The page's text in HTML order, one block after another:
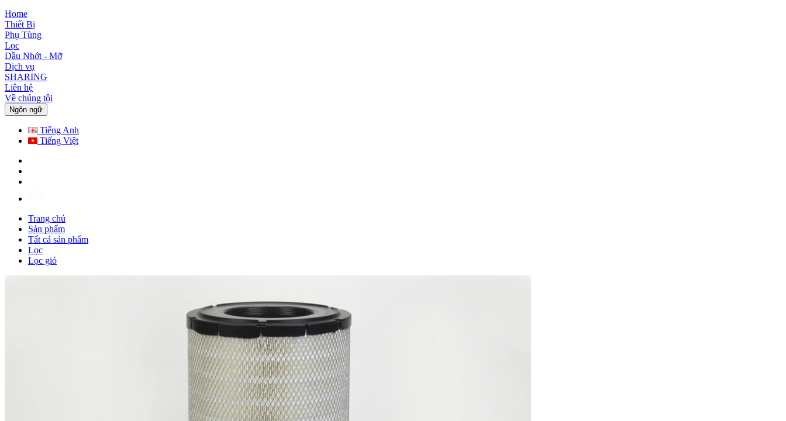
Home
Thiết Bị
Phụ Tùng
Lọc
Dầu Nhớt - Mỡ
Dịch vụ
SHARING
Liên hệ
Về chúng tôi
Ngôn ngữ
Tiếng Anh
Tiếng Việt
Trang chủ
Sản phẩm
Tất cả sản phẩm
Lọc
Lọc gió